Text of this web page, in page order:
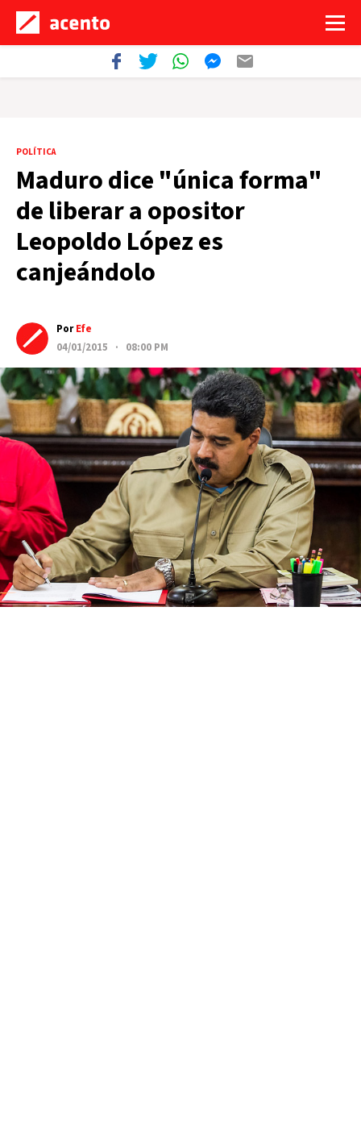
POLÍTICA
Maduro dice "única forma"
de liberar a opositor
Leopoldo López es
canjeándolo
PorEfe
04/01/2015 · 08:00 PM